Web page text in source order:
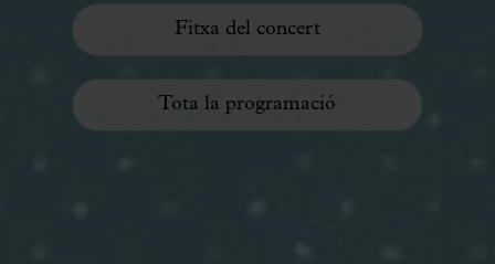
Fitxa del concert
Tota la programació